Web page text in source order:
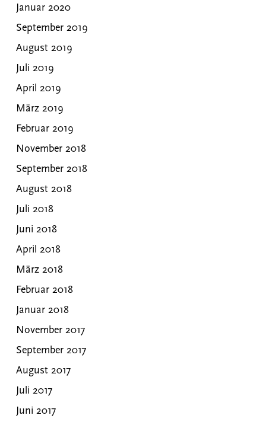
Januar 2020
September 2019
August 2019
Juli 2019
April 2019
März 2019
Februar 2019
November 2018
September 2018
August 2018
Juli 2018
Juni 2018
April 2018
März 2018
Februar 2018
Januar 2018
November 2017
September 2017
August 2017
Juli 2017
Juni 2017